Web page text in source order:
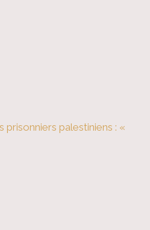
prisonniers palestiniens : «